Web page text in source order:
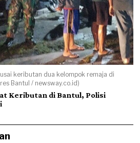
keributan dua kelompok remaja di
Bantul / newsway.co.id)
Keributan di Bantul, Polisi